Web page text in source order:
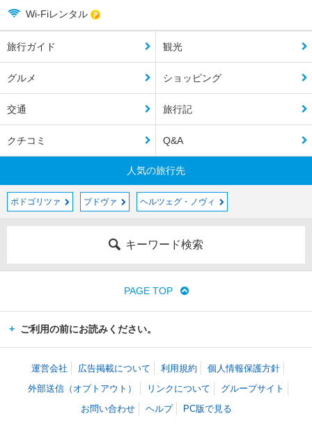
Wi-Fiレンタル
旅行ガイド 観光
グルメ ショッピング
交通 旅行記
クチコミ Q&A
人気の旅行先
ポドゴリツァ ブドヴァ ヘルツェグ・ノヴィ
キーワード検索
PAGE TOP
ご利用の前にお読みください。
運営会社 広告掲載について 利用規約
個人情報保護方針
外部送信（オプトアウト）
リンクについて
グループサイト
お問い合わせ
ヘルプ PC版で見る